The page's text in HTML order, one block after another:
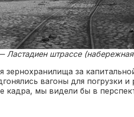
Ластадиен штрассе
зернохранилища за
вагоны для погрузки и
кадра, мы видели бы в